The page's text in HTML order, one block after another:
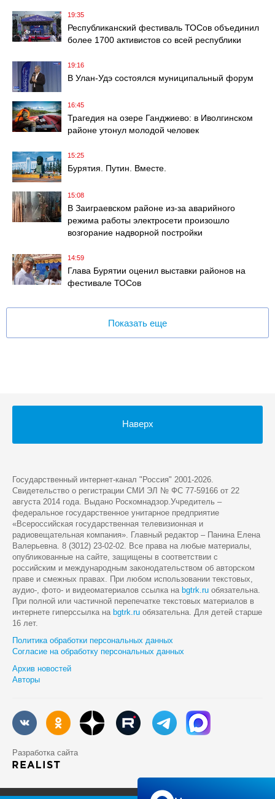
19:35
Республиканский фестиваль ТОСов объединил
более 1700 активистов со всей республики
19:16
В Улан-Удэ состоялся муниципальный форум
16:45
Трагедия на озере Ганджиево: в Иволгинском
районе утонул молодой человек
15:25
Бурятия. Путин. Вместе.
15:08
В Заиграевском районе из-за аварийного
режима работы электросети произошло
возгорание надворной постройки
14:59
Глава Бурятии оценил выставки районов на
фестивале ТОСов
Показать еще
Наверх
Государственный интернет-канал "Россия" 2001-2026.
Cвидетельство о регистрации СМИ ЭЛ № ФС 77-59166 от 22
августа 2014 года. Выдано Роскомнадзор.Учредитель –
федеральное государственное унитарное предприятие
«Всероссийская государственная телевизионная и
радиовещательная компания». Главный редактор – Панина Елена
Валерьевна. 8 (3012) 23-02-02. Все права на любые материалы,
опубликованные на сайте, защищены в соответствии с
российским и международным законодательством об авторском
праве и смежных правах. При любом использовании текстовых,
аудио-, фото- и видеоматериалов ссылка на bgtrk.ru обязательна.
При полной или частичной перепечатке текстовых материалов в
интернете гиперссылка на bgtrk.ru обязательна. Для детей старше
16 лет.
Политика обработки персональных данных
Согласие на обработку персональных данных
Архив новостей
Авторы
Разработка сайта